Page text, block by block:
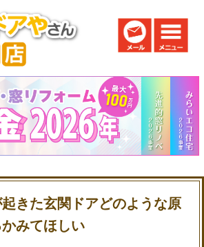
きた玄関ドアどのような原
みてほしい